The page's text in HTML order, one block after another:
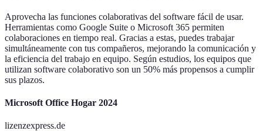
Aprovecha las funciones colaborativas del software fácil de usar.
Herramientas como Google Suite o Microsoft 365 permiten
colaboraciones en tiempo real. Gracias a estas, puedes trabajar
simultáneamente con tus compañeros, mejorando la comunicación y
la eficiencia del trabajo en equipo. Según estudios, los equipos que
utilizan software colaborativo son un 50% más propensos a cumplir
sus plazos.
Microsoft Office Hogar 2024
lizenzexpress.de